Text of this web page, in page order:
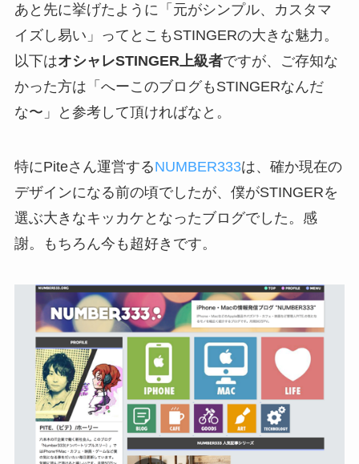
あと先に挙げたように「元がシンプル、カスタマ
イズし易い」ってとこもSTINGERの大きな魅力。
以下はオシャレSTINGER上級者ですが、ご存知な
かった方は「へーこのブログもSTINGERなんだ
な〜」と参考して頂ければなと。
特にPiteさん運営するNUMBER333は、確か現在の
デザインになる前の頃でしたが、僕がSTINGERを
選ぶ大きなキッカケとなったブログでした。感
謝。もちろん今も超好きです。